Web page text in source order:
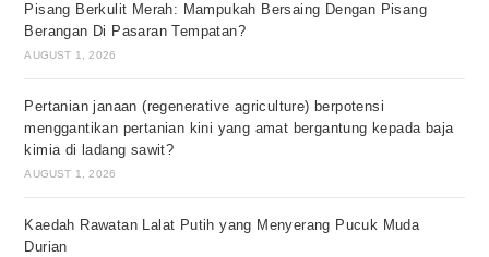
Pisang Berkulit Merah: Mampukah Bersaing Dengan Pisang
Berangan Di Pasaran Tempatan?
AUGUST 1, 2026
Pertanian janaan (regenerative agriculture) berpotensi
menggantikan pertanian kini yang amat bergantung kepada baja
kimia di ladang sawit?
AUGUST 1, 2026
Kaedah Rawatan Lalat Putih yang Menyerang Pucuk Muda
Durian